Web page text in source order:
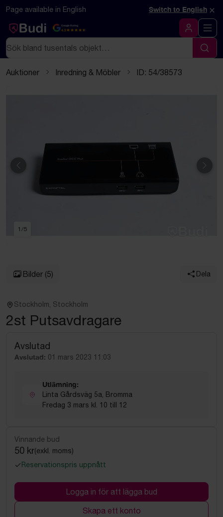
Hoppa till innehåll
Textbaserad (markdown) version av denna sida
Page available in English Switch to English ×
Google Rating
4.5
Logga in
Sök
Sök
Auktioner Inredning & Möbler ID: 54/38573
Föregående
1 /5
Bilder (5) Dela
Stockholm, Stockholm
2st Putsavdragare
Avslutad
Avslutad: 01 mars 2023 11:03
Utlämning:
Linta Gårdsväg 5a, Bromma
Fredag 3 mars kl. 10 till 12
Vinnande bud
50 kr(exkl. moms)
Reservationspris uppnått
Logga in för att lägga bud
Skapa ett konto